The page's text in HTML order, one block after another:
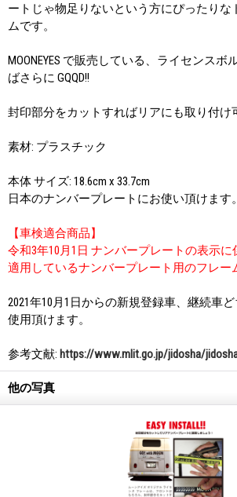
ートじゃ物足りないという方にぴったりな
ムです。
MOONEYES で販売している、ライセンスボ
ばさらに GQQD!!
封印部分をカットすればリアにも取り付け
素材: プラスチック
本体 サイズ: 18.6cm x 33.7cm
日本のナンバープレートにお使い頂けます。
【車検適合商品】
令和3年10月1日 ナンバープレートの表示
適用しているナンバープレート用のフレー
2021年10月1日からの新規登録車、継続車
使用頂けます。
参考文献: https://www.mlit.go.jp/jidosha/
他の写真